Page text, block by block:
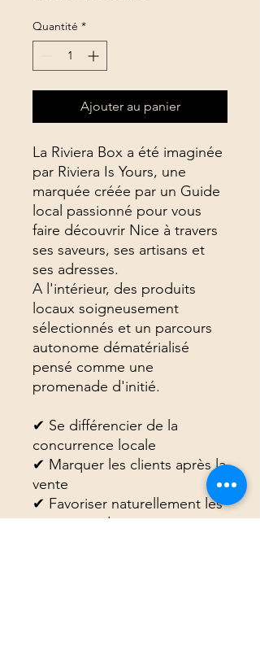
Quantité *
Ajouter au panier
La Riviera Box a été imaginée
par Riviera Is Yours, une
marquée créée par un Guide
local passionné pour vous
faire découvrir Nice à travers
ses saveurs, ses artisans et
ses adresses.
A l'intérieur, des produits
locaux soigneusement
sélectionnés et un parcours
autonome dématérialisé
pensé comme une
promenade d'initié.
✔ Se différencier de la
concurrence locale
✔ Marquer les clients après la
vente
✔ Favoriser naturellement les
recommandations